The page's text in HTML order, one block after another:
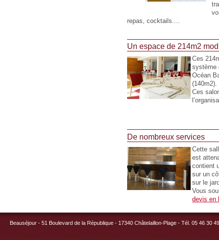
repas, cocktails....
Un espace de 214m2
Ces
système
Océan
(140m2).
Ces
De nombreux services
Cette
est
contient
sur un
sur le
Vous
devis en
Beauséjour - 51 Boulevard de la République - 17340 Châtelaillon-Plage - Tél. 05 46 30